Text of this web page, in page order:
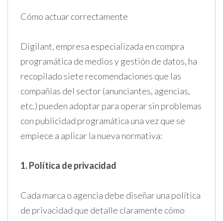
Cómo actuar correctamente
Digilant, empresa especializada en compra
programática de medios y gestión de datos, ha
recopilado siete recomendaciones que las
compañías del sector (anunciantes, agencias,
etc.) pueden adoptar para operar sin problemas
con publicidad programática una vez que se
empiece a aplicar la nueva normativa:
1. Política de privacidad
Cada marca o agencia debe diseñar una política
de privacidad que detalle claramente cómo